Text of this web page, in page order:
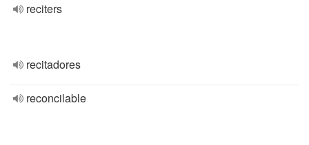
reciters
recitadores
reconcilable